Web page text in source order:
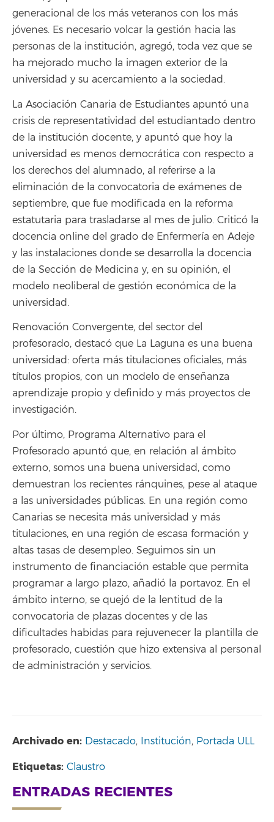
generacional de los más veteranos con los más
jóvenes. Es necesario volcar la gestión hacia las
personas de la institución, agregó, toda vez que se
ha mejorado mucho la imagen exterior de la
universidad y su acercamiento a la sociedad.
La Asociación Canaria de Estudiantes apuntó una
crisis de representatividad del estudiantado dentro
de la institución docente, y apuntó que hoy la
universidad es menos democrática con respecto a
los derechos del alumnado, al referirse a la
eliminación de la convocatoria de exámenes de
septiembre, que fue modificada en la reforma
estatutaria para trasladarse al mes de julio. Criticó la
docencia online del grado de Enfermería en Adeje
y las instalaciones donde se desarrolla la docencia
de la Sección de Medicina y, en su opinión, el
modelo neoliberal de gestión económica de la
universidad.
Renovación Convergente, del sector del
profesorado, destacó que La Laguna es una buena
universidad: oferta más titulaciones oficiales, más
títulos propios, con un modelo de enseñanza
aprendizaje propio y definido y más proyectos de
investigación.
Por último, Programa Alternativo para el
Profesorado apuntó que, en relación al ámbito
externo, somos una buena universidad, como
demuestran los recientes ránquines, pese al ataque
a las universidades públicas. En una región como
Canarias se necesita más universidad y más
titulaciones, en una región de escasa formación y
altas tasas de desempleo. Seguimos sin un
instrumento de financiación estable que permita
programar a largo plazo, añadió la portavoz. En el
ámbito interno, se quejó de la lentitud de la
convocatoria de plazas docentes y de las
dificultades habidas para rejuvenecer la plantilla de
profesorado, cuestión que hizo extensiva al personal
de administración y servicios.
Archivado en: Destacado, Institución, Portada ULL
Etiquetas: Claustro
ENTRADAS RECIENTES